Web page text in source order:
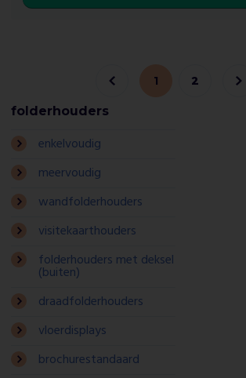
folderhouders
enkelvoudig
meervoudig
wandfolderhouders
visitekaarthouders
folderhouders met deksel
(buiten)
draadfolderhouders
vloerdisplays
brochurestandaard
1 2